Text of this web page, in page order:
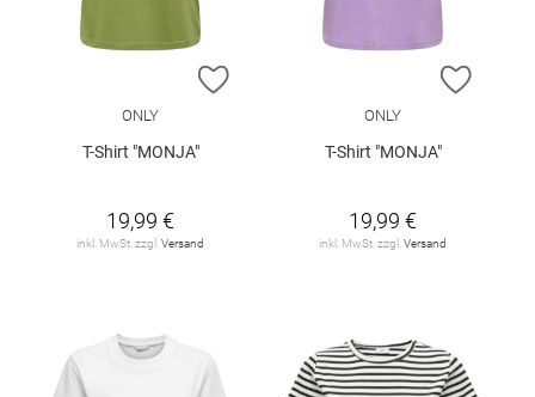
ZUR WUNSCHLISTE HINZUFÜGEN
ONLY
T-Shirt "MONJA"
19,99 €
inkl. MwSt. zzgl.Versand
ZUR
ONLY
T-Shirt "MONJA"
19,99 €
inkl. MwSt. zzgl.Versand